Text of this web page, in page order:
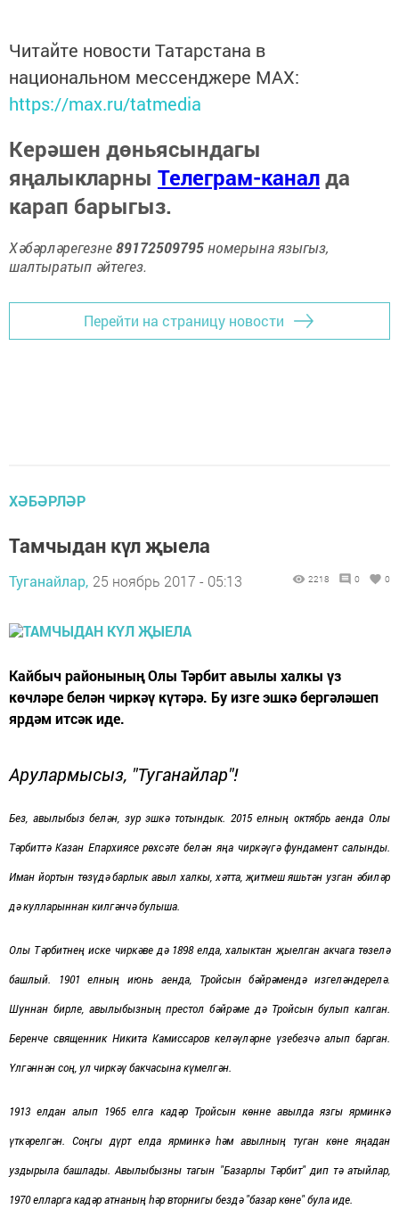
Читайте новости Татарстана в
национальном мессенджере MАХ:
https://max.ru/tatmedia
Керәшен дөньясындагы
яңалыкларны Телеграм-каналда
карап барыгыз.
Хәбәрләрегезне89172509795номерына языгыз,
шалтыратып әйтегез.
Перейти на страницу новости
ХӘБӘРЛӘР
Тамчыдан күл җыела
Туганайлар, 25 ноябрь 2017 - 05:13 2218 0 0
Кайбыч районының Олы Тәрбит авылы халкы үз
көчләре белән чиркәү күтәрә. Бу изге эшкә бергәләшеп
ярдәм итсәк иде.
Арулармысыз, "Туганайлар"!
Без, авылыбыз белән, зур эшкә тотындык. 2015 елның октябрь аенда Олы
Тәрбиттә Казан Епархиясе рөхсәте белән яңа чиркәүгә фундамент салынды.
Иман йортын төзүдә барлык авыл халкы, хәтта, җитмеш яшьтән узган әбиләр
дә кулларыннан килгәнчә булыша.
Олы Тәрбитнең иске чиркәве дә1898 елда, халыктан җыелган акчага төзелә
башлый. 1901 елның июнь аенда, Тройсынбәйрәмендә изгеләндерелә.
Шуннан бирле, авылыбызныңпрестол бәйрәме дә Тройсын булып калган.
Беренче священникНикита Камиссаров келәүләрне үзебезчәалып барган.
Үлгәннән соң, ул чиркәүбакчасынакүмелгән.
1913 елдан алып 1965 елга кадәр Тройсын көнне авылда язгы ярминкә
үткәрелгән. Соңгы дүрт елда ярминкә һәм авылның туган көне яңадан
уздырыла башлады. Авылыбызны тагын "Базарлы Тәрбит" дип тә атыйлар,
1970 елларга кадәр атнаның һәр вторнигы бездә "базар көне" була иде.